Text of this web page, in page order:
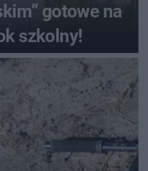
gotowe na
szkolny!